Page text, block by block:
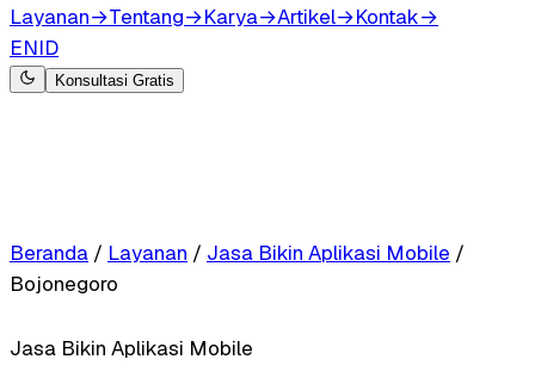
Layanan→Tentang→Karya→Artikel→Kontak→
ENID
Konsultasi Gratis
Beranda / Layanan / Jasa Bikin Aplikasi Mobile /
Bojonegoro
Jasa Bikin Aplikasi Mobile